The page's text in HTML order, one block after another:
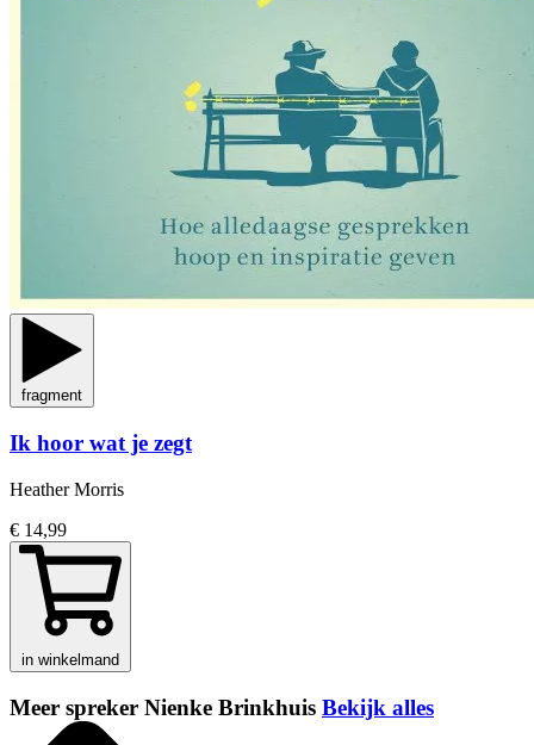
fragment
Ik hoor wat je zegt
Heather Morris
€ 14,99
in winkelmand
Meer spreker Nienke Brinkhuis Bekijk alles